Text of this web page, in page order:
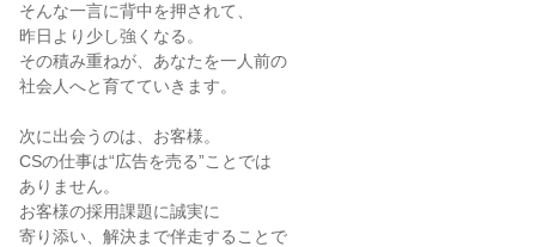
そんな一言に背中を押されて、
昨日より少し強くなる。
その積み重ねが、あなたを一人前の
社会人へと育てていきます。
次に出会うのは、お客様。
CSの仕事は“広告を売る”ことでは
ありません。
お客様の採用課題に誠実に
寄り添い、解決まで伴走することで